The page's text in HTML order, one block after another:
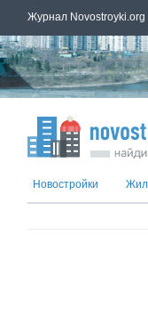
Журнал Novostroyki.org
Новостройки